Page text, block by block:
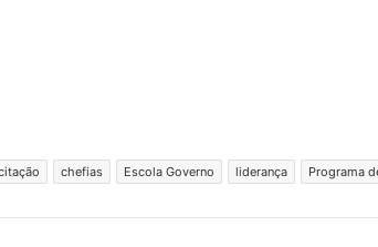
chefias Escola Governo liderança Programa